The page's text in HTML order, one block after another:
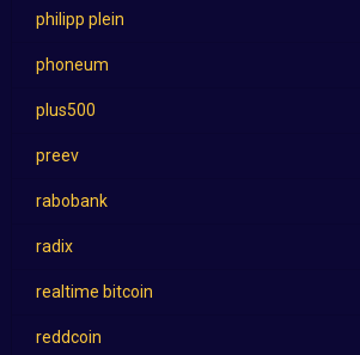
philipp plein
phoneum
plus500
preev
rabobank
radix
realtime bitcoin
reddcoin